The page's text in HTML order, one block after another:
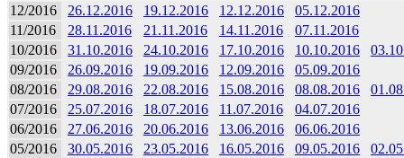
12/2016 26.12.2016 19.12.2016 12.12.2016
05.12.2016
11/2016
28.11.2016 21.11.2016 14.11.2016
07.11.2016
10/2016
31.10.2016 24.10.2016 17.10.2016 10.10.2016
09/2016
26.09.2016 19.09.2016 12.09.2016
05.09.2016
08/2016
29.08.2016 22.08.2016 15.08.2016 08.08.2016
07/2016
25.07.2016 18.07.2016 11.07.2016
04.07.2016
06/2016
27.06.2016 20.06.2016 13.06.2016
06.06.2016
05/2016
30.05.2016 23.05.2016 16.05.2016 09.05.2016